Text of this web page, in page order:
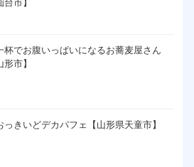
台市】
杯でお腹いっぱいになるお蕎麦屋さん
形市】
っきいどデカパフェ【山形県天童市】